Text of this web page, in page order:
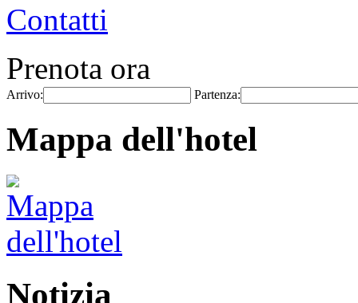
Contatti
Prenota ora
Arrivo: Partenza:
Mappa dell'hotel
Notizia